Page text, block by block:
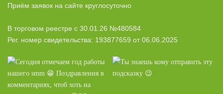
Приём заявок на сайте круглосуточно
В торговом реестре с 30.01.26 №480584
Рег. номер свидетельства: 193877659 от 06.06.2025